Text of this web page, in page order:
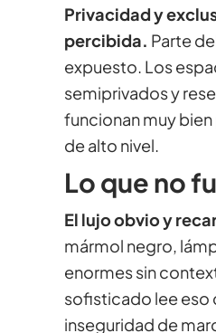
Privacidad y
percibida. Parte
expuesto. Los
semiprivados y
funcionan muy
de alto nivel.
Lo que no
El lujo obvio y
mármol negro,
enormes sin
sofisticado lee eso
inseguridad de